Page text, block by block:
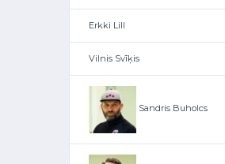
Erkki Lill
Vilnis Svīķis
Sandris Buholcs